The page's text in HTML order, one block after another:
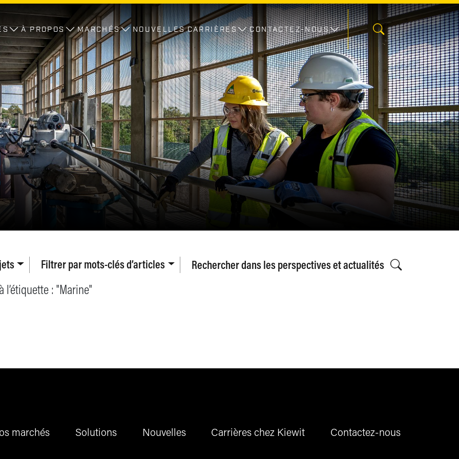
À PROPOS MARCHÉS NOUVELLES CARRIÈRES CONTACTEZ-NOUS
Filtrer parmots-clés d’articles Rechercher dans les perspectives et actualités
: "Marine"
marchés Solutions Nouvelles Carrières chez Kiewit Contactez-nous